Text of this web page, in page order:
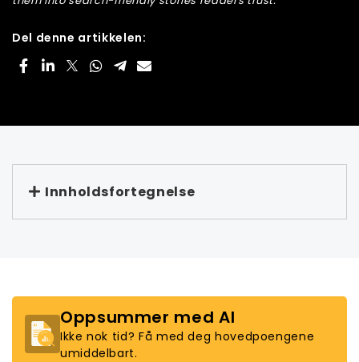
Del denne artikkelen:
Innholdsfortegnelse
Oppsummer med AI
Ikke nok tid? Få med deg hovedpoengene
umiddelbart.